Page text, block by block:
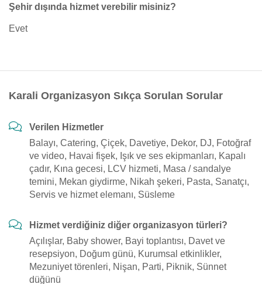
Şehir dışında hizmet verebilir misiniz?
Evet
Karali Organizasyon Sıkça Sorulan Sorular
Verilen Hizmetler
Balayı, Catering, Çiçek, Davetiye, Dekor, DJ, Fotoğraf
ve video, Havai fişek, Işık ve ses ekipmanları, Kapalı
çadır, Kına gecesi, LCV hizmeti, Masa / sandalye
temini, Mekan giydirme, Nikah şekeri, Pasta, Sanatçı,
Servis ve hizmet elemanı, Süsleme
Hizmet verdiğiniz diğer organizasyon türleri?
Açılışlar, Baby shower, Bayi toplantısı, Davet ve
resepsiyon, Doğum günü, Kurumsal etkinlikler,
Mezuniyet törenleri, Nişan, Parti, Piknik, Sünnet
düğünü